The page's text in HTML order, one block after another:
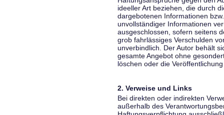
ideeller Art beziehen, die durch
dargebotenen Informationen
unvollständiger Informationen
ausgeschlossen, sofern seitens
grob fahrlässiges Verschulden
unverbindlich. Der Autor behält
gesamte Angebot ohne
löschen oder die
2. Verweise und Links
Bei direkten oder indirekten
außerhalb des